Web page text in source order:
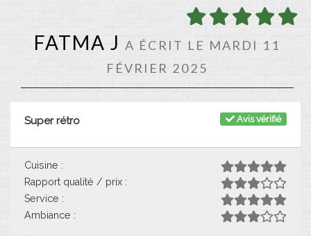
FATMA J A ÉCRIT LE MARDI 11
FÉVRIER 2025
Avis vérifié
Super rétro
Cuisine :
Rapport qualité / prix :
Service :
Ambiance :